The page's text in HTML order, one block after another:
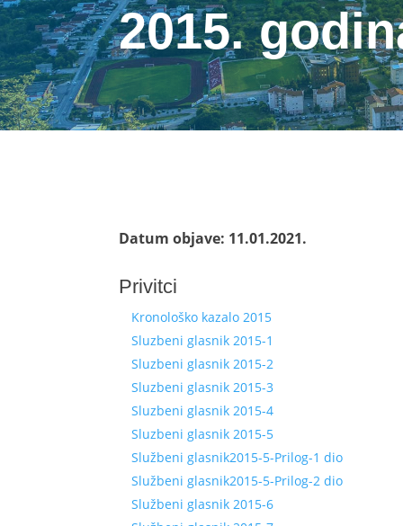
2015.
Datum objave: 11.01.2021.
Privitci
Kronološko kazalo 2015
Sluzbeni glasnik 2015-1
Sluzbeni glasnik 2015-2
Sluzbeni glasnik 2015-3
Sluzbeni glasnik 2015-4
Sluzbeni glasnik 2015-5
Službeni glasnik2015-5-Prilog-1 dio
Službeni glasnik2015-5-Prilog-2 dio
Službeni glasnik 2015-6